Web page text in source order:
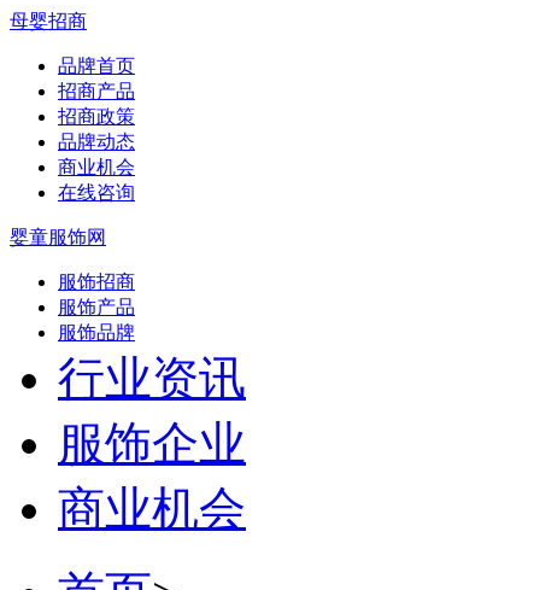
母婴招商
品牌首页
招商产品
招商政策
品牌动态
商业机会
在线咨询
婴童服饰网
服饰招商
服饰产品
服饰品牌
行业资讯
服饰企业
商业机会